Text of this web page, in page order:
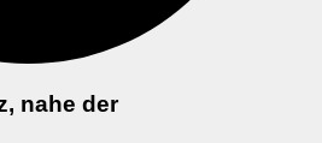
nahe der